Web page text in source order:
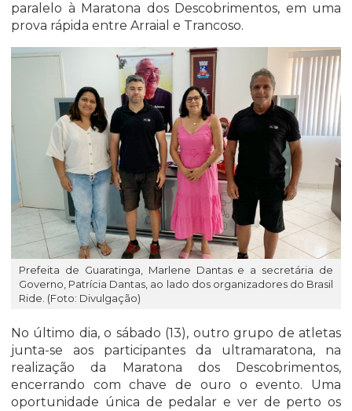
paralelo à Maratona dos Descobrimentos, em uma
prova rápida entre Arraial e Trancoso.
Prefeita de Guaratinga, Marlene Dantas e a secretária de
Governo, Patrícia Dantas, ao lado dos organizadores do Brasil
Ride. (Foto: Divulgação)
No último dia, o sábado (13), outro grupo de atletas
junta-se aos participantes da ultramaratona, na
realização da Maratona dos Descobrimentos,
encerrando com chave de ouro o evento. Uma
oportunidade única de pedalar e ver de perto os